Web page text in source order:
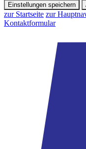
Einstellungen speichern
zur Startseite zur
Kontaktformular